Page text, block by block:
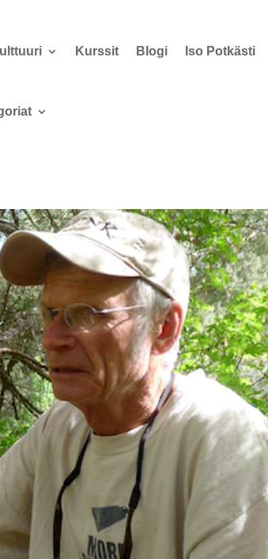
Kurssit Blogi Iso Potkästi